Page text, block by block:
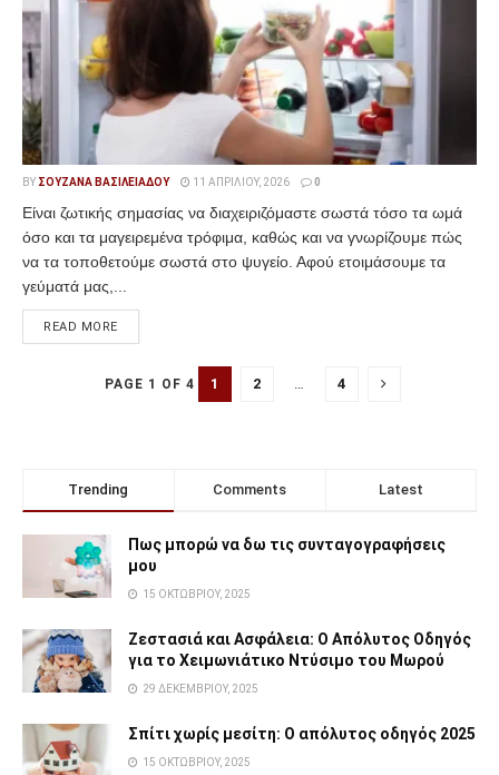
BY ΣΟΥΖΆΝΑ ΒΑΣΙΛΕΙΆΔΟΥ 11 ΑΠΡΙΛΊΟΥ, 2026 0
Είναι ζωτικής σημασίας να διαχειριζόμαστε σωστά τόσο τα ωμά
όσο και τα μαγειρεμένα τρόφιμα, καθώς και να γνωρίζουμε πώς
να τα τοποθετούμε σωστά στο ψυγείο. Αφού ετοιμάσουμε τα
γεύματά μας,...
READ MORE
PAGE 1 OF 4 1 2 4
Trending Comments Latest
Πως μπορώ να δω τις συνταγογραφήσεις
μου
15 ΟΚΤΩΒΡΊΟΥ, 2025
Ζεστασιά και Ασφάλεια: Ο Απόλυτος Οδηγός
για το Χειμωνιάτικο Ντύσιμο του Μωρού
29 ΔΕΚΕΜΒΡΊΟΥ, 2025
Σπίτι χωρίς μεσίτη: Ο απόλυτος οδηγός 2025
15 ΟΚΤΩΒΡΊΟΥ, 2025